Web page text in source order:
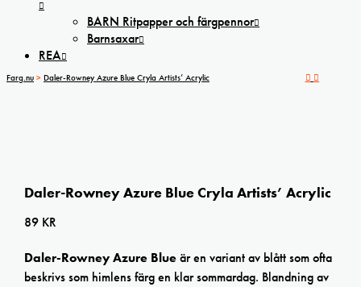
BARN Ritpapper och färgpennor
Barnsaxar
REA
Farg.nu > Daler-Rowney Azure Blue Cryla Artists’ Acrylic
Daler-Rowney Azure Blue Cryla Artists’ Acrylic
89 KR
Daler-Rowney Azure Blueär en variant av blått som ofta
beskrivs som himlens färg en klar sommardag. Blandning av